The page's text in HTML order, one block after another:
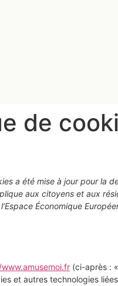
de
a été mise à jour pour la
aux citoyens et aux
Économique
(ci-après :
et autres technologies